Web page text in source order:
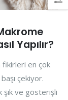
Yapılır?
fikirleri en çok
çekiyor.
şık ve gösterişli